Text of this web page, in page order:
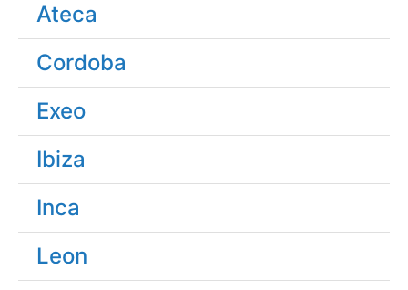
Ateca
Cordoba
Exeo
Ibiza
Inca
Leon